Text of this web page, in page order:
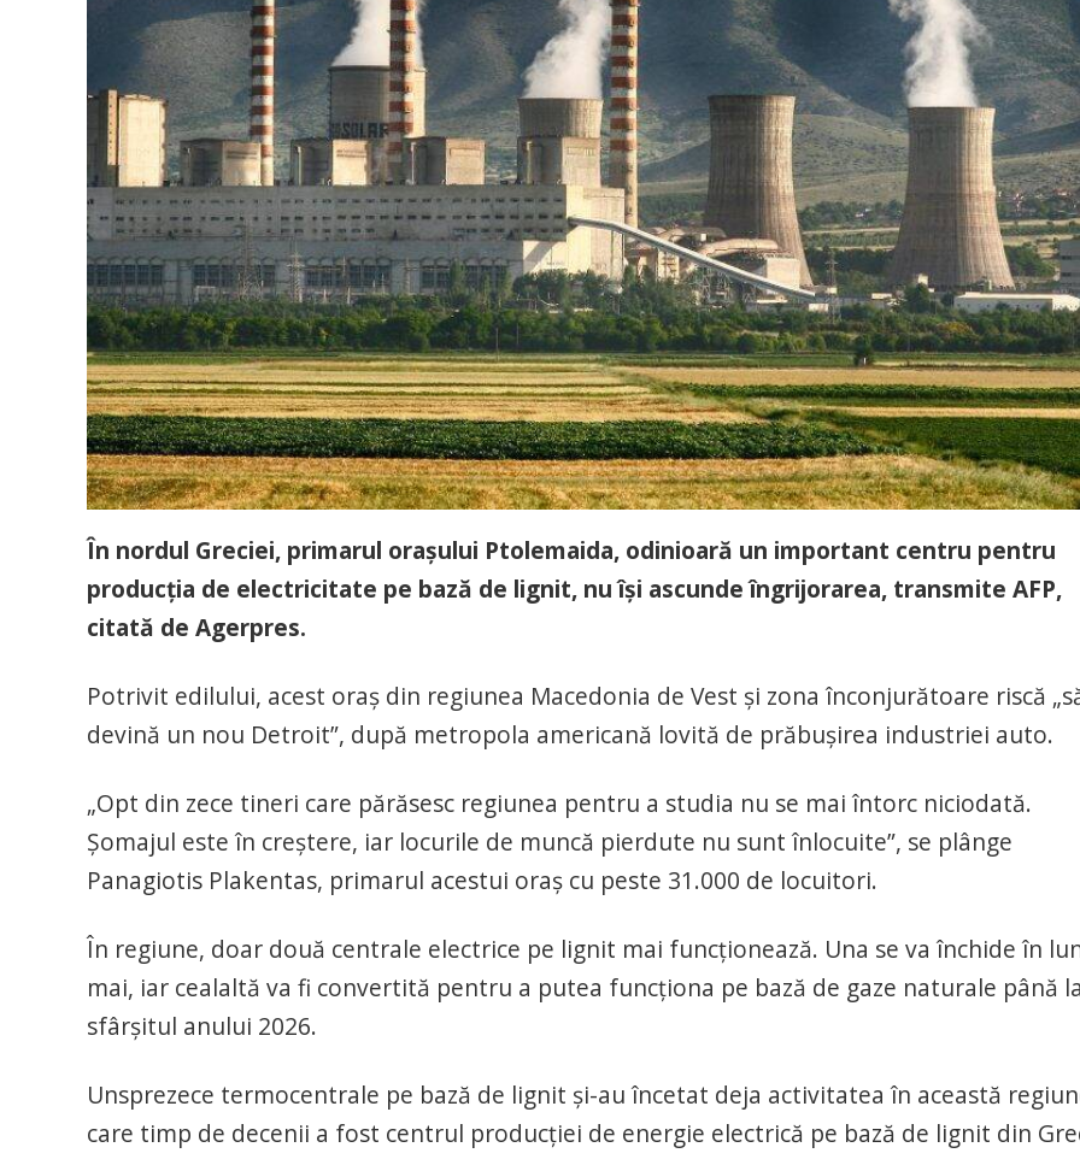
În nordul Greciei, primarul oraşului Ptolemaida, odinioară un important centru pentru
producţia de electricitate pe bază de lignit, nu îşi ascunde îngrijorarea, transmite AFP,
citată de Agerpres.
Potrivit edilului, acest oraş din regiunea Macedonia de Vest şi zona înconjurătoare riscă
devină un nou Detroit”, după metropola americană lovită de prăbuşirea industriei auto.
„Opt din zece tineri care părăsesc regiunea pentru a studia nu se mai întorc niciodată.
Şomajul este în creştere, iar locurile de muncă pierdute nu sunt înlocuite”, se plânge
Panagiotis Plakentas, primarul acestui oraş cu peste 31.000 de locuitori.
În regiune, doar două centrale electrice pe lignit mai funcţionează. Una se va închide în
mai, iar cealaltă va fi convertită pentru a putea funcţiona pe bază de gaze naturale până la
sfârşitul anului 2026.
Unsprezece termocentrale pe bază de lignit şi-au încetat deja activitatea în această
care timp de decenii a fost centrul producţiei de energie electrică pe bază de lignit din